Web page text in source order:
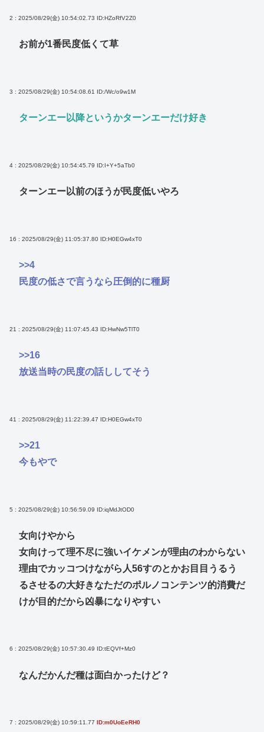
2 : 2025/08/29(金) 10:54:02.73 ID:HZoRfV2Z0
お前が1番民度低くて草
3 : 2025/08/29(金) 10:54:08.61 ID:/Wc/o9w1M
ターンエー以降というかターンエーだけ好き
4 : 2025/08/29(金) 10:54:45.79 ID:I+Y+5aTb0
ターンエー以前のほうが民度低いやろ
16 : 2025/08/29(金) 11:05:37.80 ID:H0EGw4xT0
>>4
民度の低さで言うなら圧倒的に種厨
21 : 2025/08/29(金) 11:07:45.43 ID:HwNw5TlT0
>>16
放送当時の民度の話ししてそう
41 : 2025/08/29(金) 11:22:39.47 ID:H0EGw4xT0
>>21
今もやで
5 : 2025/08/29(金) 10:56:59.09 ID:iqMdJtOD0
女向けやから
女向けって理不尽に強いイケメンが理由のわからない
理由でカッコつけながら人56すのとかお目目うるう
るさせるの大好きなただのポルノコンテンツ的消費だ
けが目的だから凶暴になりやすい
6 : 2025/08/29(金) 10:57:30.49 ID:tEQVf+Mz0
なんだかんだ種は面白かったけど？
7 : 2025/08/29(金) 10:59:11.77 ID:m0UoEeRH0